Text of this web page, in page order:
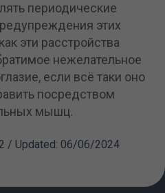
периодические
этих
эти расстройства
нежелательное
если всё таки оно
посредством
мышц.
/ Updated: 06/06/2024